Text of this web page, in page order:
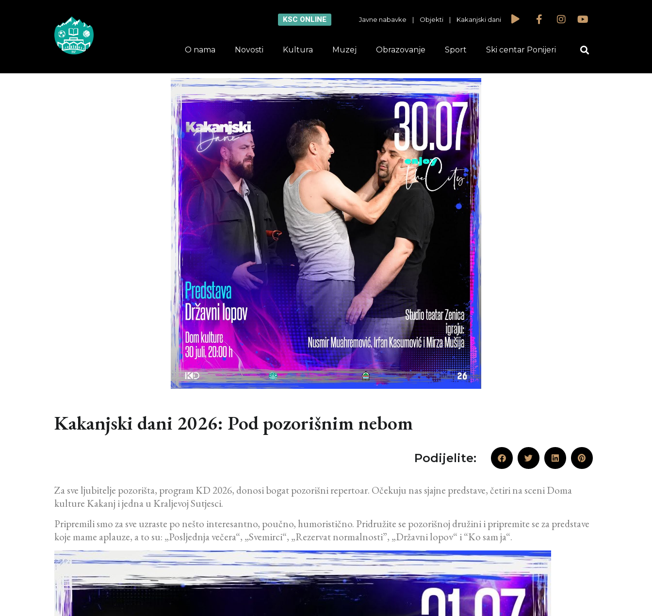
KSC ONLINE Javne nabavke | Objekti | Kakanjski dani
O nama Novosti Kultura Muzej Obrazovanje Sport Ski centar Ponijeri
Kakanjski dani 2026: Pod pozorišnim nebom
Podijelite:
Za sve ljubitelje pozorišta, program KD 2026, donosi bogat pozorišni repertoar. Očekuju nas sjajne predstave, četiri na sceni Doma
kulture Kakanj i jedna u Kraljevoj Sutjesci.
Pripremili smo za sve uzraste po nešto interesantno, poučno, humoristično. Pridružite se pozorišnoj družini i pripremite se za predstave
koje mame aplauze, a to su: „Posljednja večera“, „Svemirci“, „Rezervat normalnosti”, „Državni lopov“ i “Ko sam ja“.